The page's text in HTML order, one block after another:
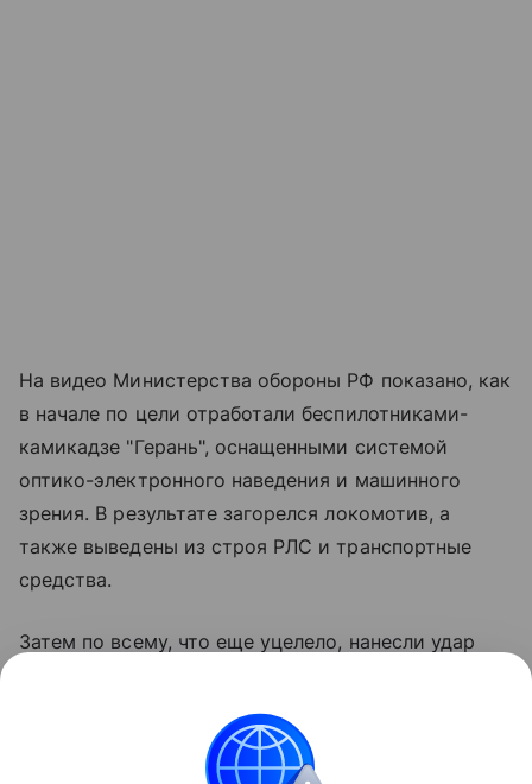
На видео Министерства обороны РФ показано, как
в начале по цели отработали беспилотниками-
камикадзе "Герань", оснащенными системой
оптико-электронного наведения и машинного
зрения. В результате загорелся локомотив, а
также выведены из строя РЛС и транспортные
средства.
Затем по всему, что еще уцелело, нанесли удар
"Искандер-М", как пишут в некоторых источниках,
оснащенного боевой частью воздушного подрыва.
В итоге противник лишился дорогостоящей